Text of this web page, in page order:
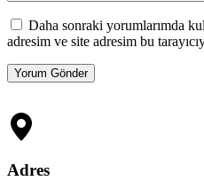
Daha sonraki yorumlarımda
adresim ve site adresim bu
Adres